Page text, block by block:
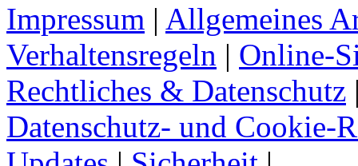
Impressum | Allgemeines
Verhaltensregeln | Online-
Rechtliches & Datenschutz
Datenschutz- und Cookie-